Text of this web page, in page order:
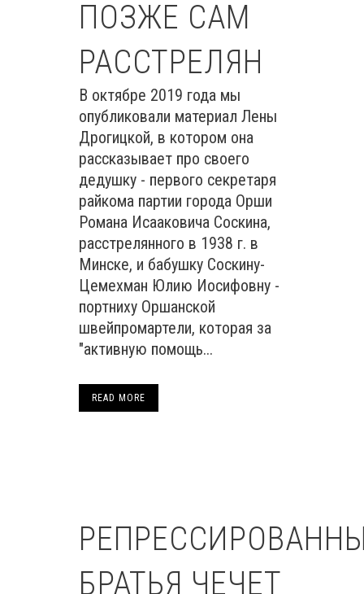
ПОЗЖЕ САМ
РАССТРЕЛЯН
В октябре 2019 года мы
опубликовали материал Лены
Дрогицкой, в котором она
рассказывает про своего
дедушку - первого секретаря
райкома партии города Орши
Романа Исааковича Соскина,
расстрелянного в 1938 г. в
Минске, и бабушку Соскину-
Цемехман Юлию Иосифовну -
портниху Оршанской
швейпромартели, которая за
"активную помощь...
READ MORE
БРАТЬЯ ЧЕЧЕТ